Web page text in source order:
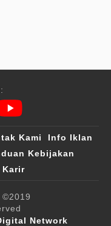
Kami
Info Iklan
Kebijakan
Karir
©2019
Network